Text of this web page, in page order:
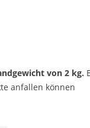
von 2 kg.
anfallen können